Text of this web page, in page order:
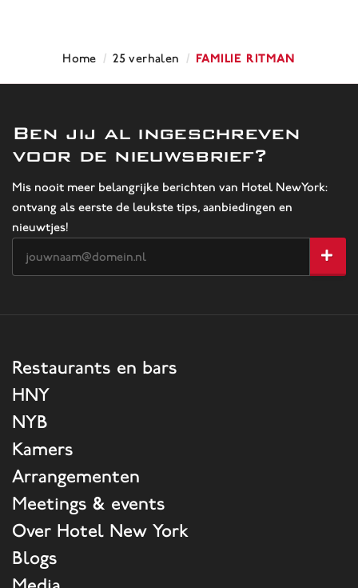
Home / 25 verhalen / Familie Ritman
Ben jij al ingeschreven
voor de nieuwsbrief?
Mis nooit meer belangrijke berichten van Hotel NewYork:
ontvang als eerste de leukste tips, aanbiedingen en
nieuwtjes!
Restaurants en bars
HNY
NYB
Kamers
Arrangementen
Meetings & events
Over Hotel New York
Blogs